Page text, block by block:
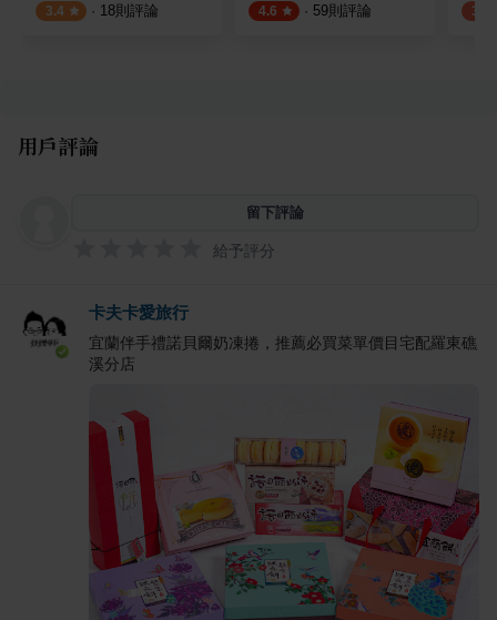
3.4 · 18則評論 4.6 · 59則評論 3.8
用戶評論
留下評論
給予評分
卡夫卡愛旅行
宜蘭伴手禮諾貝爾奶凍捲，推薦必買菜單價目宅配羅東礁
溪分店